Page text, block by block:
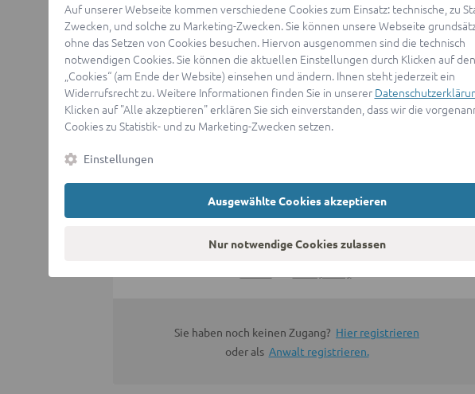
Passwort vergessen?
ANMELDEN
oder
Sign in with Google
Sie haben noch keinen Zugang? Hier registrieren
oder als Anwalt registrieren.
Auf unserer Webseite kommen verschiedene Cookies zum Einsatz: technische, zu
Zwecken, und solche zu Marketing-Zwecken. Sie können unsere Webseite
ohne das Setzen von Cookies besuchen. Hiervon ausgenommen sind die technisch
notwendigen Cookies. Sie können die aktuellen Einstellungen durch Klicken auf
„Cookies“ (am Ende der Website) einsehen und ändern. Ihnen steht jederzeit ein
Widerrufsrecht zu. Weitere Informationen finden Sie in unserer
Klicken auf "Alle akzeptieren" erklären Sie sich einverstanden, dass wir die
Cookies zu Statistik- und zu Marketing-Zwecken setzen.
Einstellungen
Ausgewählte Cookies akzeptieren
Nur notwendige Cookies zulassen